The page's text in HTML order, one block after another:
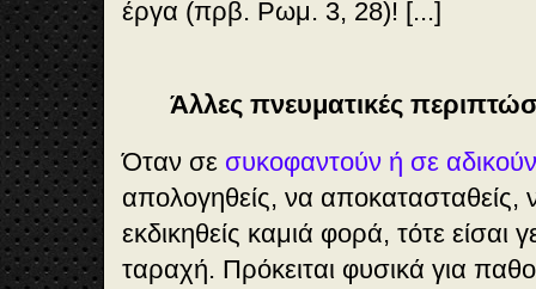
έργα (πρβ. Ρωμ. 3, 28)! [...]
Άλλες πνευματικές
Όταν σε συκοφαντούν ή σε αδικούν
απολογηθείς, να αποκατασταθείς,
εκδικηθείς καμιά φορά, τότε είσαι
ταραχή. Πρόκειται φυσικά για